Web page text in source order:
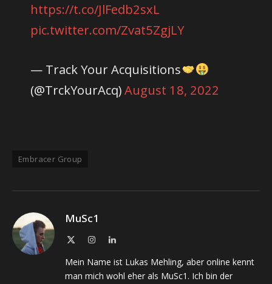
https://t.co/JlFedb2sxL
pic.twitter.com/Zvat5ZgjLY
— Track Your Acquisitions
(@TrckYourAcq)August 18, 2022
Embracer Group
MuSc1
InstagramLinkedIn
Mein Name ist Lukas Mehling, aber online kennt
man mich wohl eher als MuSc1. Ich bin der